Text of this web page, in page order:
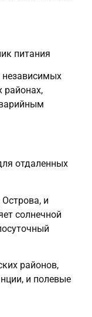
питания
районах,
отдаленных
и
солнечной
районов,
и полевые